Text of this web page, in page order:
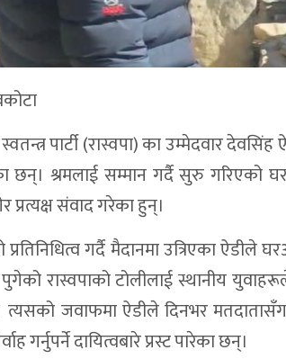
स्वतन्त्र पार्टी (रास्वपा) का उम्मेदवार
छन्। श्रमलाई सम्मान गर्दै सुरु गरिएको
प्रत्यक्ष संवाद गरेका हुन्।
गर्दै मैदानमा उत्रिएका
रास्वपाको टोलीलाई स्थानीय युवाहरूले
जवाफमा ऐडीले दिनभर मतदातासँग
गर्नुपर्ने दायित्वबारे प्रस्ट पारेका छन्।